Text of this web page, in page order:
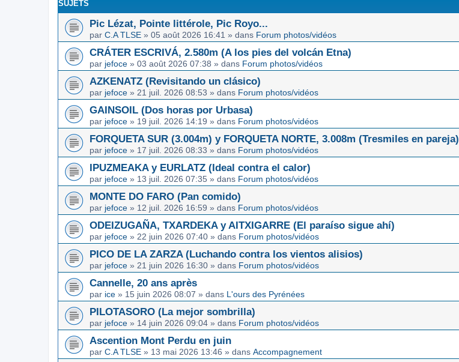
SUJETS
Pic Lézat, Pointe littérole, Pic Royo...
par C.A TLSE » 05 août 2026 16:41 » dans Forum photos/vidéos
CRÁTER ESCRIVÁ, 2.580m (A los pies del volcán Etna)
par jefoce » 03 août 2026 07:38 » dans Forum photos/vidéos
AZKENATZ (Revisitando un clásico)
par jefoce » 21 juil. 2026 08:53 » dans Forum photos/vidéos
GAINSOIL (Dos horas por Urbasa)
par jefoce » 19 juil. 2026 14:19 » dans Forum photos/vidéos
FORQUETA SUR (3.004m) y FORQUETA NORTE, 3.008m (Tresmiles en pareja)
par jefoce » 17 juil. 2026 08:33 » dans Forum photos/vidéos
IPUZMEAKA y EURLATZ (Ideal contra el calor)
par jefoce » 13 juil. 2026 07:35 » dans Forum photos/vidéos
MONTE DO FARO (Pan comido)
par jefoce » 12 juil. 2026 16:59 » dans Forum photos/vidéos
ODEIZUGAÑA, TXARDEKA y AITXIGARRE (El paraíso sigue ahí)
par jefoce » 22 juin 2026 07:40 » dans Forum photos/vidéos
PICO DE LA ZARZA (Luchando contra los vientos alisios)
par jefoce » 21 juin 2026 16:30 » dans Forum photos/vidéos
Cannelle, 20 ans après
par ice » 15 juin 2026 08:07 » dans L'ours des Pyrénées
PILOTASORO (La mejor sombrilla)
par jefoce » 14 juin 2026 09:04 » dans Forum photos/vidéos
Ascention Mont Perdu en juin
par C.A TLSE » 13 mai 2026 13:46 » dans Accompagnement